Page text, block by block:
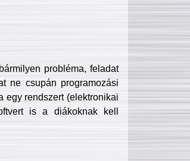
probléma, feladat
ne csupán programozási
egy rendszert (elektronikai
is a diákoknak kell